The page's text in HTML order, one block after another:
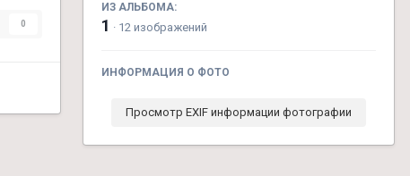
0
ИЗ АЛЬБОМА:
1 · 12 изображений
ИНФОРМАЦИЯ О ФОТО
Просмотр EXIF информации фотографии